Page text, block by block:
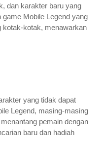
dan karakter baru yang
Mobile Legend yang
kotak-kotak, menawarkan
yang tidak dapat
Legend, masing-masing
pemain dengan
baru dan hadiah